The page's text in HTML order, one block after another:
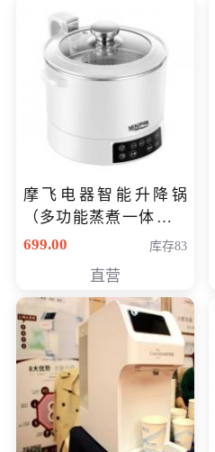
摩飞电器智能升降锅
（多功能蒸煮一体锅）
（智能升降养生锅） 会
699.00 库存83
直营